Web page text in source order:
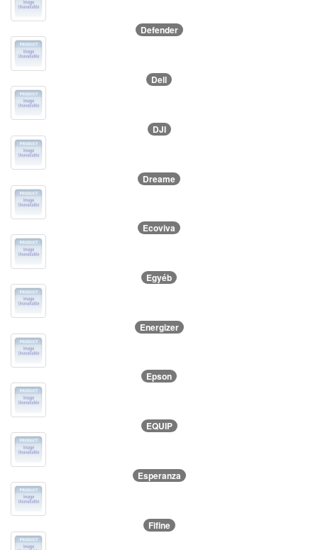
Defender
Dell
DJI
Dreame
Ecoviva
Egyéb
Energizer
Epson
EQUIP
Esperanza
Fifine